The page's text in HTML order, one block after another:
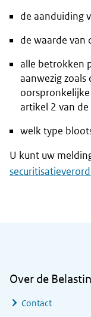
de aanduiding
de waarde van
alle betrokken
aanwezig zoals
artikel 2 van
welk type
U kunt uw
Over de
Contact